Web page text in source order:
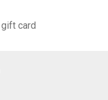
gift card